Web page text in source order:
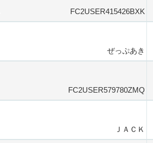
FC2USER415426BXK
ぜっぷあき
FC2USER579780ZMQ
ＪＡＣＫ